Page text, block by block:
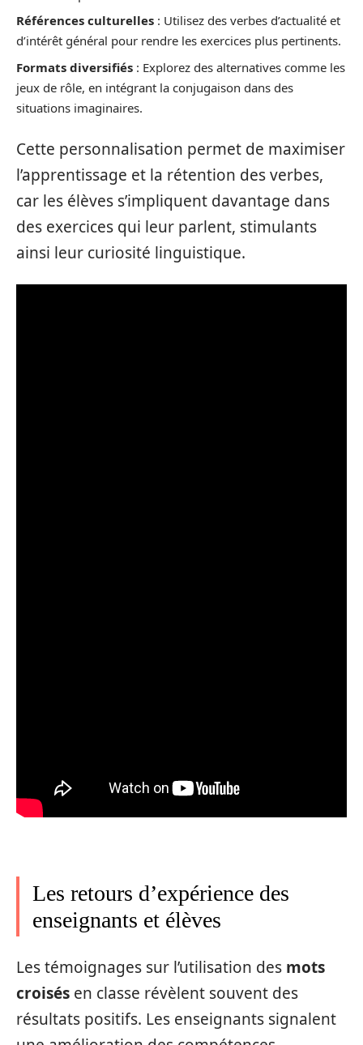
Références culturelles : Utilisez des verbes d’actualité et
d’intérêt général pour rendre les exercices plus pertinents.
Formats diversifiés : Explorez des alternatives comme les
jeux de rôle, en intégrant la conjugaison dans des
situations imaginaires.
Cette personnalisation permet de maximiser
l’apprentissage et la rétention des verbes,
car les élèves s’impliquent davantage dans
des exercices qui leur parlent, stimulants
ainsi leur curiosité linguistique.
Les retours d’expérience des
enseignants et élèves
Les témoignages sur l’utilisation des mots
croisés en classe révèlent souvent des
résultats positifs. Les enseignants signalent